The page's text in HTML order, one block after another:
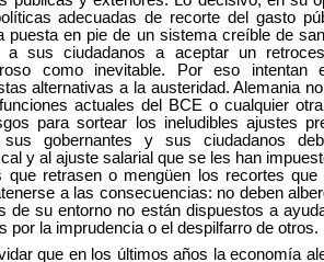
adecuadas de recorte del gasto
puesta en pie de un sistema creíble de
a sus ciudadanos a aceptar un
como inevitable. Por eso intentan
alternativas a la austeridad. Alemania
actuales del BCE o cualquier
para sortear los ineludibles ajustes
sus gobernantes y sus ciudadanos
y al ajuste salarial que se les han
que retrasen o mengüen los recortes
a las consecuencias: no deben
de su entorno no están dispuestos a
por la imprudencia o el despilfarro de otros.
que en los últimos años la economía